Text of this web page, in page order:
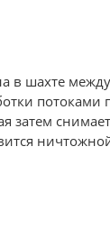
в шахте
потоками
затем